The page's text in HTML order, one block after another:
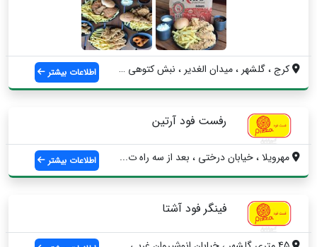
کرج ، گلشهر ، میدان الغدیر ، نبش کتوهی ز... اطلاعات بیشتر
رفست فود آرتین
مهرویلا ، خیابان درختی ، بعد از سه راه ت... اطلاعات بیشتر
فینگر فود آشتا